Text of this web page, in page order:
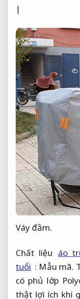
|
Váy đầm.
Chất liệu áo
tuổi : Mẫu mã.
có phủ lớp
thật lợi ích khi